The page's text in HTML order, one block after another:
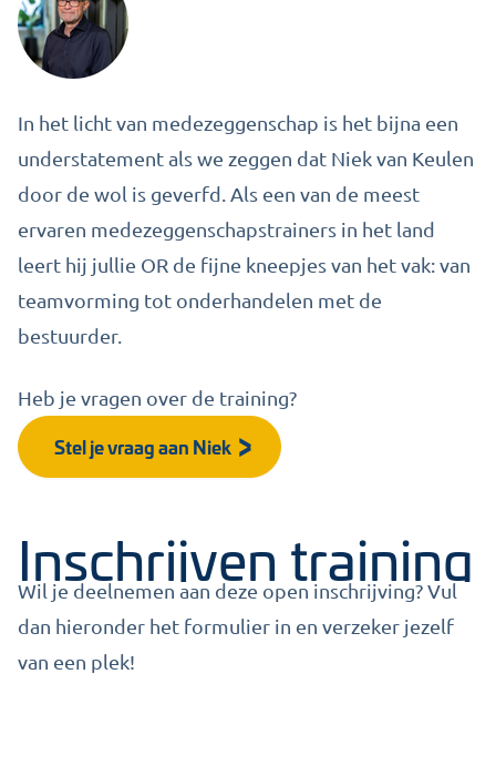
In het licht van medezeggenschap is het bijna een
understatement als we zeggen dat Niek van Keulen
door de wol is geverfd. Als een van de meest
ervaren medezeggenschapstrainers in het land
leert hij jullie OR de fijne kneepjes van het vak: van
teamvorming tot onderhandelen met de
bestuurder.
Heb je vragen over de training?
Stel je vraag aan Niek
Inschrijven training
Wil je deelnemen aan deze open inschrijving? Vul
dan hieronder het formulier in en verzeker jezelf
van een plek!